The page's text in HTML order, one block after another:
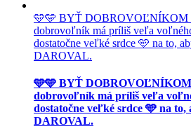
🩵🩵 BYŤ DOBROVOĽNÍKOM
dobrovoľník má príliš veľa
dostatočne veľké srdce 🩵 na to,
DAROVAL.
🩵🩵 BYŤ DOBROVOĽNÍKOM
dobrovoľník má príliš veľa
dostatočne veľké srdce 🩵 na to,
DAROVAL.